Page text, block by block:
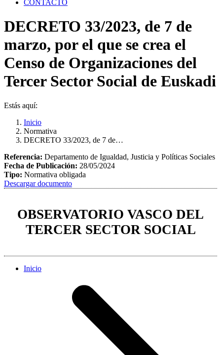
CONTACTO
DECRETO 33/2023, de 7 de
marzo, por el que se crea el
Censo de Organizaciones del
Tercer Sector Social de Euskadi
Estás aquí:
Inicio
Normativa
DECRETO 33/2023, de 7 de…
Referencia: Departamento de Igualdad, Justicia y Políticas Sociales
Fecha de Publicación: 28/05/2024
Tipo: Normativa obligada
Descargar documento
OBSERVATORIO VASCO DEL
TERCER SECTOR SOCIAL
Inicio